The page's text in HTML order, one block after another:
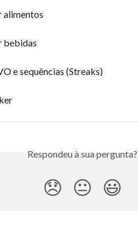
alimentos
bebidas
e sequências (Streaks)
Respondeu à sua pergunta?
😞 😐 😃